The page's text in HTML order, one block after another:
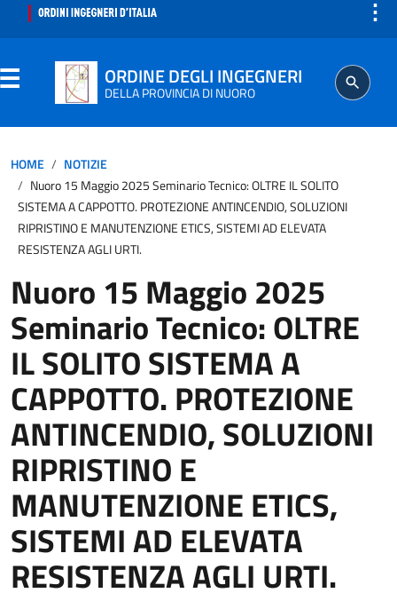
⋮
ORDINE DEGLI INGEGNERI
DELLA PROVINCIA DI NUORO
SEGRETERIA
ISCRITTO
PROFESSIONE
AGGIORNAMENTO PROFESSIONALE
HOME
NOTIZIE
Nuoro 15 Maggio 2025 Seminario Tecnico: OLTRE IL SOLITO
SISTEMA A CAPPOTTO. PROTEZIONE ANTINCENDIO, SOLUZIONI
RIPRISTINO E MANUTENZIONE ETICS, SISTEMI AD ELEVATA
RESISTENZA AGLI URTI.
Nuoro 15 Maggio 2025
Seminario Tecnico: OLTRE
IL SOLITO SISTEMA A
CAPPOTTO. PROTEZIONE
ANTINCENDIO, SOLUZIONI
RIPRISTINO E
MANUTENZIONE ETICS,
SISTEMI AD ELEVATA
RESISTENZA AGLI URTI.